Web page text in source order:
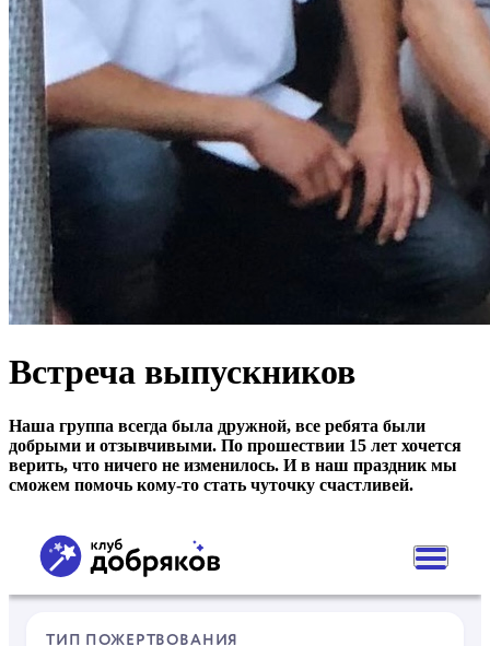
Встреча выпускников
Наша группа всегда была дружной, все ребята были
добрыми и отзывчивыми. По прошествии 15 лет хочется
верить, что ничего не изменилось. И в наш праздник мы
сможем помочь кому-то стать чуточку счастливей.